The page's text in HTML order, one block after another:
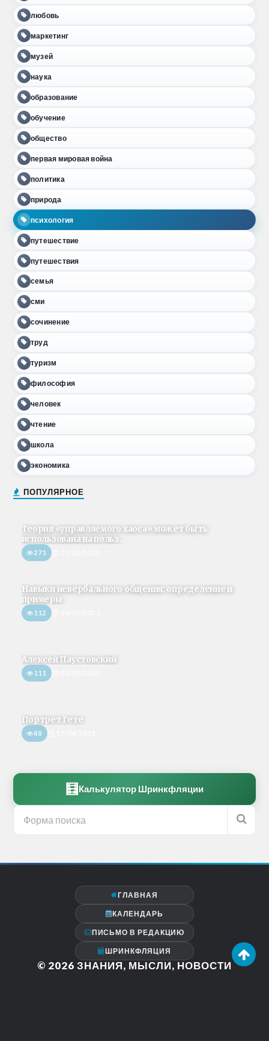
любовь
маркетинг
музей
наука
образование
обучение
общество
первая мировая война
политика
природа
психология
путешествие
путешествия
семья
сми
сочинение
труд
туризм
философия
человек
чтение
школа
экономика
ПОПУЛЯРНОЕ
Теория «управляемого хаоса» может быть
использована на польз...
271
Навыки невербального общения: определение и
примеры
112
Алексей Паустовский
111
Портрет Гете
88
🧮 Калькулятор Шринкфляции
ГЛАВНАЯ
КАЛЕНДАРЬ
ПИСЬМО В РЕДАКЦИЮ
ШРИНКФЛЯЦИЯ
© 2026 ЗНАНИЯ, МЫСЛИ, НОВОСТИ